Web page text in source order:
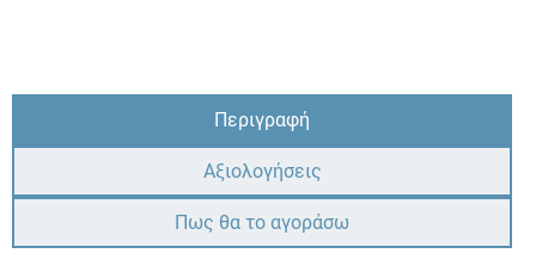
Περιγραφή
Αξιολογήσεις
Πως θα το αγοράσω